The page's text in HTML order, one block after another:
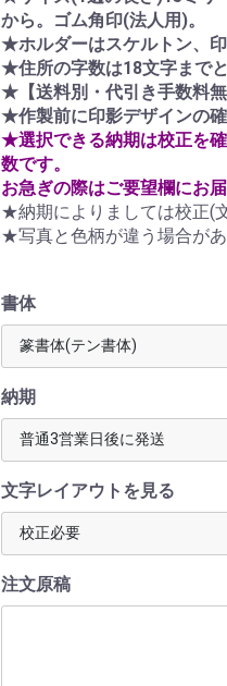
から。ゴム角印(法人用)。
★ホルダーはスケルトン、印
★住所の字数は18文字までと
★【送料別・代引き手数料無
★作製前に印影デザインの確
★選択できる納期は校正を
数です。
お急ぎの際はご要望欄にお
★納期によりましては校正(
★写真と色柄が違う場合が
書体
納期
文字レイアウトを見る
注文原稿